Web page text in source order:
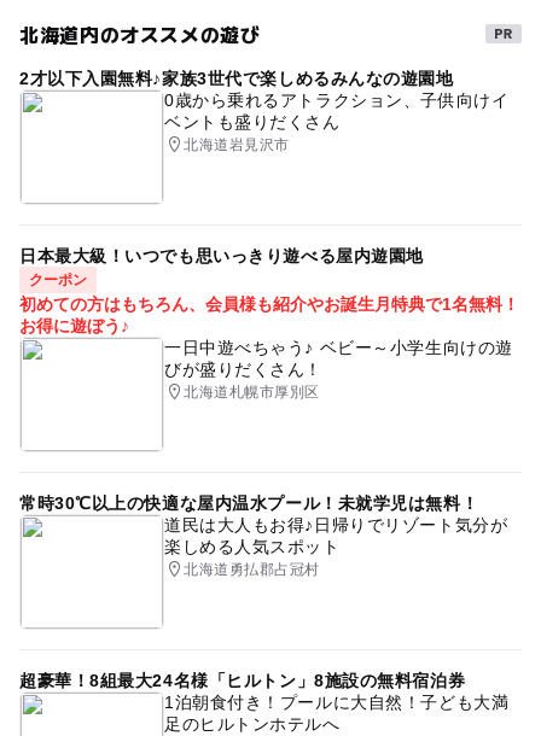
北海道内のオススメの遊び
2才以下入園無料♪家族3世代で楽しめるみんなの遊園地
0歳から乗れるアトラクション、子供向けイ
ベントも盛りだくさん
北海道岩見沢市
日本最大級！いつでも思いっきり遊べる屋内遊園地
クーポン
初めての方はもちろん、会員様も紹介やお誕生月特典で1名無料！
お得に遊ぼう♪
一日中遊べちゃう♪ ベビー～小学生向けの遊
びが盛りだくさん！
北海道札幌市厚別区
常時30℃以上の快適な屋内温水プール！未就学児は無料！
道民は大人もお得♪日帰りでリゾート気分が
楽しめる人気スポット
北海道勇払郡占冠村
超豪華！8組最大24名様「ヒルトン」8施設の無料宿泊券
1泊朝食付き！プールに大自然！子ども大満
足のヒルトンホテルへ